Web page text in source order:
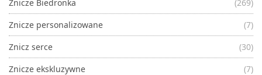
Znicze Biedronka
(269)
Znicze personalizowane
(7)
Znicz serce
(30)
Znicze ekskluzywne
(7)